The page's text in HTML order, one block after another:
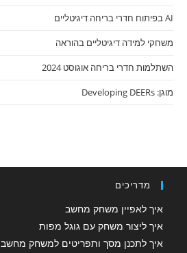
AI בפיתוח חדרי בריחה דיגיטליים
משחקי למידה דיגיטליים בהוראה
השתלמות חדרי בריחה אוגוסט 2024
מוגן: Developing DEERs
מדריכים
איך לאפיין משחק מחשב
איך ליצור משחק עם גוגל מפות
איך לתכנן מסך ותפריטים למשחק מחשב